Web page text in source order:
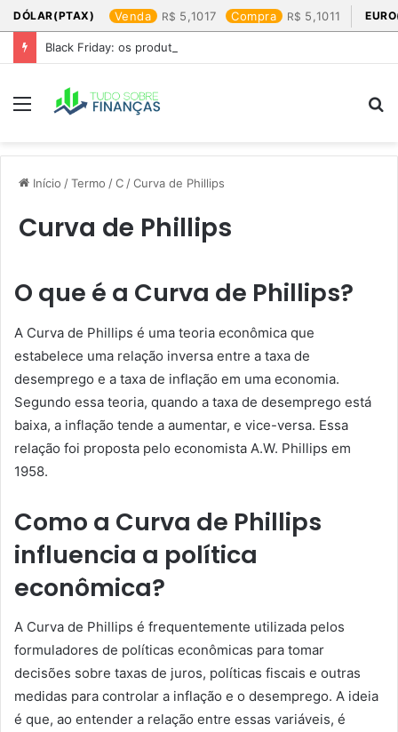
DÓLAR(PTAX) Venda 5,1017 Compra 5,1011
Black Friday: os produtos que mais valem a pena
Menu
Início /Termo /C /Curva de Phillips
Curva de Phillips
O que é a Curva de Phillips?
A Curva de Phillips é uma teoria econômica que
estabelece uma relação inversa entre a taxa de
desemprego e a taxa de inflação em uma economia.
Segundo essa teoria, quando a taxa de desemprego está
baixa, a inflação tende a aumentar, e vice-versa. Essa
relação foi proposta pelo economista A.W. Phillips em
1958.
Como a Curva de Phillips
influencia a política
econômica?
A Curva de Phillips é frequentemente utilizada pelos
formuladores de políticas econômicas para tomar
decisões sobre taxas de juros, políticas fiscais e outras
medidas para controlar a inflação e o desemprego. A ideia
é que, ao entender a relação entre essas variáveis, é